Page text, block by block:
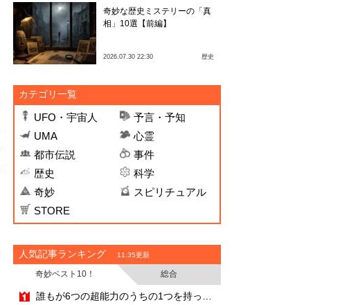
奇妙な歴史ミステリーの「真
相」10選【前編】
2026.07.30 22:30 歴史
カテゴリ一覧
UFO・宇宙人
予言・予知
UMA
心霊
都市伝説
事件
歴史
科学
奇妙
スピリチュアル
STORE
人気記事ランキング 11:35更新
奇妙ベスト10！
総合
・